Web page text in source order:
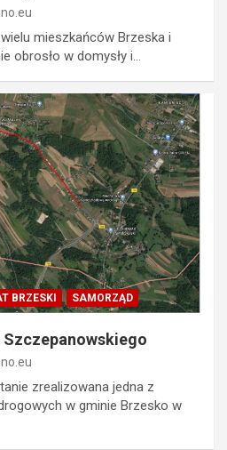
mieszkańców Brzeska i
obrosło w domysły i…
BRZESKI SAMORZĄD
zrealizowana jedna z
w gminie Brzesko w